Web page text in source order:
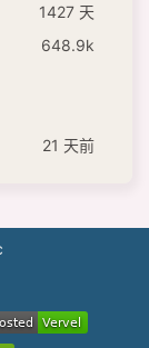
1427 天
648.9k
21 天前